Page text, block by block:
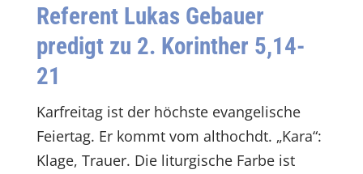
Referent Lukas Gebauer
predigt zu 2. Korinther 5,14-
21
Karfreitag ist der höchste evangelische
Feiertag. Er kommt vom althochdt. „Kara“:
Klage, Trauer. Die liturgische Farbe ist